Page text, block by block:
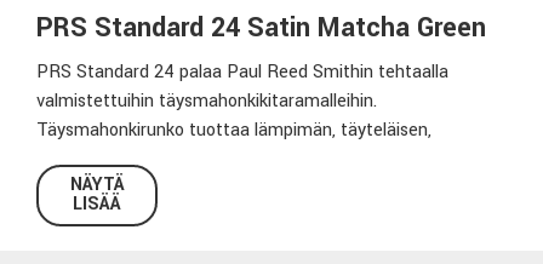
PRS Standard 24 Satin Matcha Green
PRS Standard 24 palaa Paul Reed Smithin tehtaalla
valmistettuihin täysmahonkikitaramalleihin.
Täysmahonkirunko tuottaa lämpimän, täyteläisen,
keskialueella eteenpäin suuntautuvan soundin, ja sen
satiininen nitroviimeistely tuo soittimeen hillityn ilmeen ja
miellyttävän soitettavuuden.
NÄYTÄ
LISÄÄ